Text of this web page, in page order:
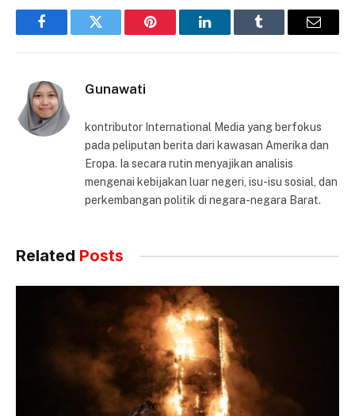
FacebookTwitter Pinterest LinkedInTumblr Email
Gunawati
kontributor International Media yang berfokus
pada peliputan berita dari kawasan Amerika dan
Eropa. Ia secara rutin menyajikan analisis
mengenai kebijakan luar negeri, isu-isu sosial, dan
perkembangan politik di negara-negara Barat.
Related Posts